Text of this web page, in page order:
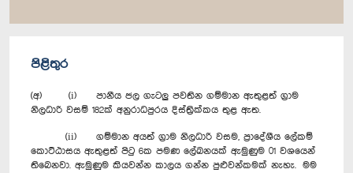
පිළිතුර
(අ) (i) පානීය ජල ගැටලු පවතින ගම්මාන ඇතුළත් ග්‍රාම
නිලධාරි වසම් 182ක් අනුරාධපුරය දිස්ත්‍රික්කය තුළ ඇත.
(ii) ගම්මාන අයත් ග්‍රාම නිලධාරි වසම, ප්‍රාදේශීය ලේකම්
කොට්ඨාසය ඇතුළත් පිටු 6ක පමණ ලේඛනයක් ඇමුණුම 01 වශයෙන්
තිබෙනවා. ඇමුණුම කියවන්න කාලය ගන්න පුළුවන්කමක් නැහැ. මම